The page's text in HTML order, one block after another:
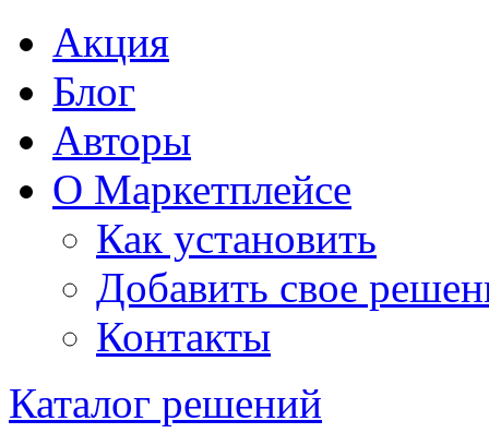
Акция
Блог
Авторы
О Маркетплейсе
Как установить
Добавить свое
Контакты
Каталог решений